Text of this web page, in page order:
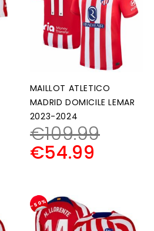
MAILLOT ATLETICO
MADRID DOMICILE LEMAR
2023-2024
€109.99
€54.99
-50%